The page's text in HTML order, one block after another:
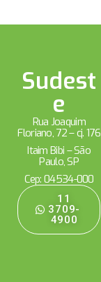
Sudest
e
Rua Joaquim
Floriano, 72 – cj. 176
Itaim Bibi – São
Paulo, SP
Cep: 04534-000
11
3709-
4900